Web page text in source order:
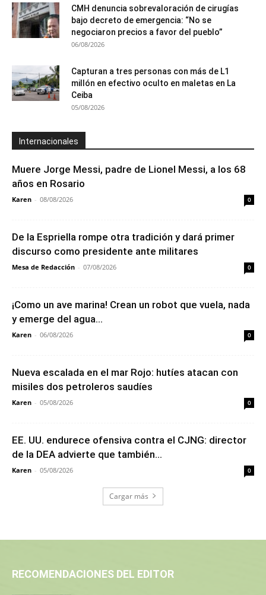
CMH denuncia sobrevaloración de cirugías
bajo decreto de emergencia: “No se
negociaron precios a favor del pueblo”
06/08/2026
Capturan a tres personas con más de L1
millón en efectivo oculto en maletas en La
Ceiba
05/08/2026
Internacionales
Muere Jorge Messi, padre de Lionel Messi, a los 68
años en Rosario
Karen - 08/08/2026 0
De la Espriella rompe otra tradición y dará primer
discurso como presidente ante militares
Mesa de Redacción - 07/08/2026 0
¡Como un ave marina! Crean un robot que vuela, nada
y emerge del agua...
Karen - 06/08/2026 0
Nueva escalada en el mar Rojo: hutíes atacan con
misiles dos petroleros saudíes
Karen - 05/08/2026 0
EE. UU. endurece ofensiva contra el CJNG: director
de la DEA advierte que también...
Karen - 05/08/2026 0
Cargar más
RECOMENDACIONES DEL EDITOR